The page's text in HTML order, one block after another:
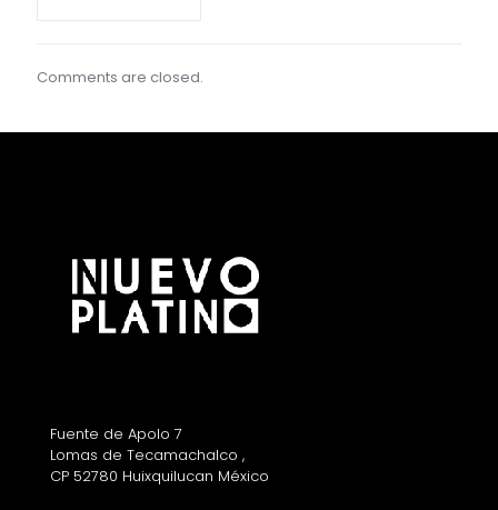
Comments are closed.
Fuente de Apolo 7
Lomas de Tecamachalco ,
CP 52780 Huixquilucan México